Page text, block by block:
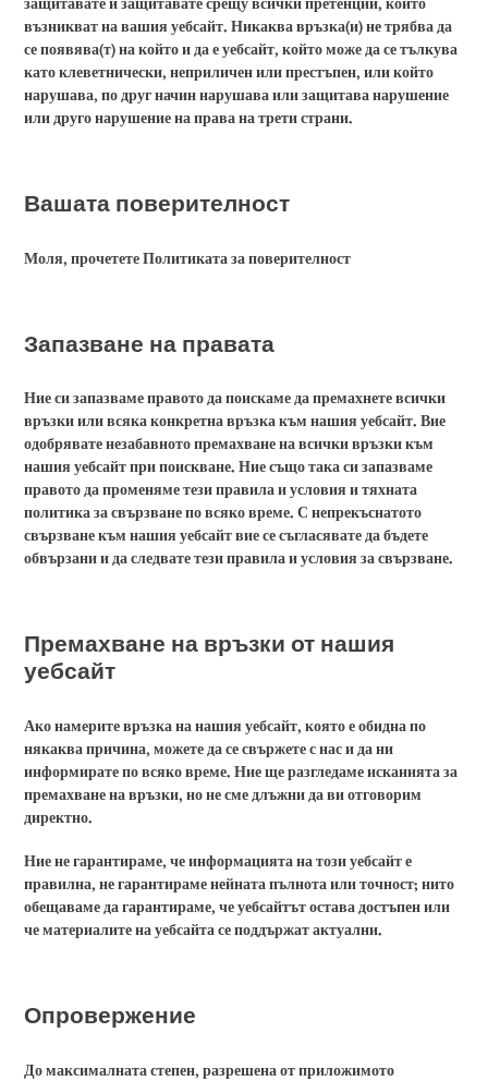
възникват на вашия уебсайт. Никаква връзка(и) не трябва да
се появява(т) на който и да е уебсайт, който може да се тълкува
като клеветнически, неприличен или престъпен, или който
нарушава, по друг начин нарушава или защитава нарушение
или друго нарушение на права на трети страни.
Вашата поверителност
Моля, прочетете Политиката за поверителност
Запазване на правата
Ние си запазваме правото да поискаме да премахнете всички
връзки или всяка конкретна връзка към нашия уебсайт. Вие
одобрявате незабавното премахване на всички връзки към
нашия уебсайт при поискване. Ние също така си запазваме
правото да променяме тези правила и условия и тяхната
политика за свързване по всяко време. С непрекъснатото
свързване към нашия уебсайт вие се съгласявате да бъдете
обвързани и да следвате тези правила и условия за свързване.
Премахване на връзки от нашия
уебсайт
Ако намерите връзка на нашия уебсайт, която е обидна по
някаква причина, можете да се свържете с нас и да ни
информирате по всяко време. Ние ще разгледаме исканията за
премахване на връзки, но не сме длъжни да ви отговорим
директно.
Ние не гарантираме, че информацията на този уебсайт е
правилна, не гарантираме нейната пълнота или точност; нито
обещаваме да гарантираме, че уебсайтът остава достъпен или
че материалите на уебсайта се поддържат актуални.
Опровержение
До максималната степен, разрешена от приложимото